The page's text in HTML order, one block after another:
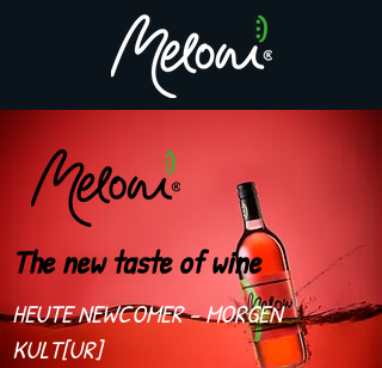
The new taste of wine
HEUTE NEWCOMER – MORGEN
KULT[UR]